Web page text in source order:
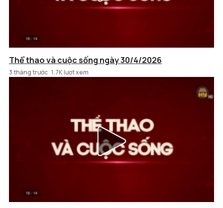
Thể thao và cuộc sống ngày 30/4/2026
3 tháng trước 1.7K lượt xem